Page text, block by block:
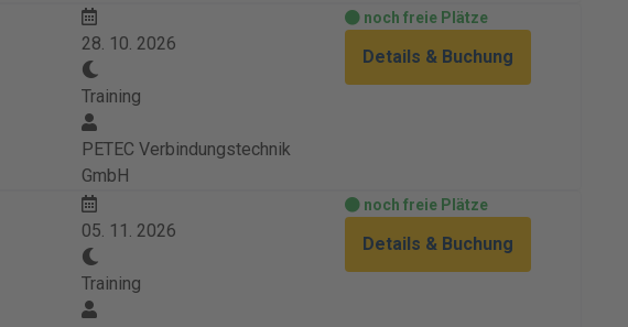
28. 10. 2026
Training
PETEC Verbindungstechnik
GmbH
noch freie Plätze
Details & Buchung
05. 11. 2026
Training
noch freie Plätze
Details & Buchung